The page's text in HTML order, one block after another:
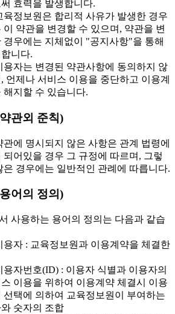
써 효력을 발생합니다.
정보원은 합리적 사유가 발생한 경우
이 약관을 변경할 수 있으며, 약관을 변
경우에는 지체없이 "공지사항"을 통해
니다.
자는 변경된 약관사항에 동의하지 않
언제나 서비스 이용을 중단하고 이용계
해지할 수 있습니다.
관외 준칙)
관에 명시되지 않은 사항은 관계 법령에
되어있을 경우 그 규정에 따르며, 그렇
은 경우에는 일반적인 관례에 따릅니다.
어의 정의)
사용하는 용어의 정의는 다음과 같습
자 : 교육정보원과 이용계약을 체결한
자번호(ID) : 이용자 식별과 이용자의
이용을 위하여 이용계약 체결시 이용
선택에 의하여 교육정보원이 부여하는
숫자의 조합